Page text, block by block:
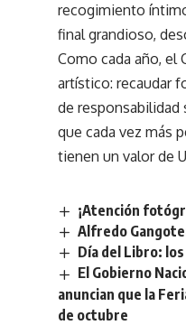
recogimiento
final grandioso,
Como cada año, el
artístico: recaudar
de
que cada vez más
tienen un valor de
¡Atención
Alfredo
Día del Libro:
El Gobierno
anuncian que la
de octubre